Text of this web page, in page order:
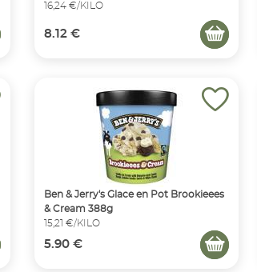
16,24 €/KILO
8.12 €
Ben & Jerry's Glace en Pot Brookieees
& Cream 388g
15,21 €/KILO
5.90 €